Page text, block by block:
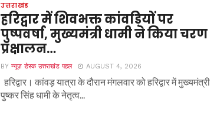
उत्तराखंड
हरिद्वार में शिवभक्त कांवड़ियों पर
पुष्पवर्षा, मुख्यमंत्री धामी ने किया चरण
प्रक्षालन…
BYन्यूज़ डेस्क उत्तराखंड पहल AUGUST 4, 2026
हरिद्वार। कांवड़ यात्रा के दौरान मंगलवार को हरिद्वार में मुख्यमंत्री
पुष्कर सिंह धामी के नेतृत्व...